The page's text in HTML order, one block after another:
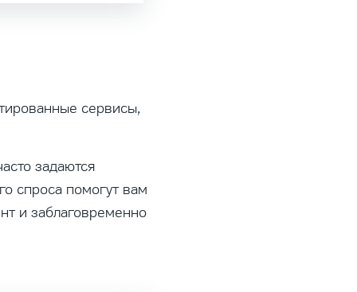
сервисы,
задаются
спроса помогут вам
и заблаговременно